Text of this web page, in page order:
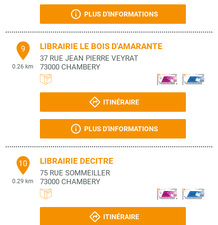
PLUS D'INFORMATIONS
9
0.26 km
LIBRAIRIE LE BOIS D'AMARANTE
37 RUE JEAN PIERRE VEYRAT
73000 CHAMBERY
ITINÉRAIRE
PLUS D'INFORMATIONS
10
0.29 km
LIBRAIRIE DECITRE
75 RUE SOMMEILLER
73000 CHAMBERY
ITINÉRAIRE